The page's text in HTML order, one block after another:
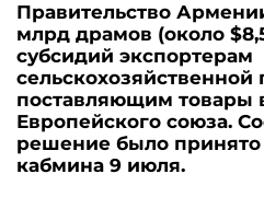
Правительство
млрд драмов (около
субсидий экспортерам
сельскохозяйственной
поставляющим товары
Европейского союза.
решение было принято
кабмина 9 июля.